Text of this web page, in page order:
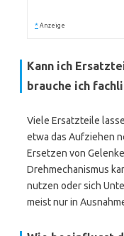
* Anzeige
Kann ich
brauche ich
Viele Ersatzteile
etwa das Aufziehen
Ersetzen von
Drehmechanismus
nutzen oder sich
meist nur in